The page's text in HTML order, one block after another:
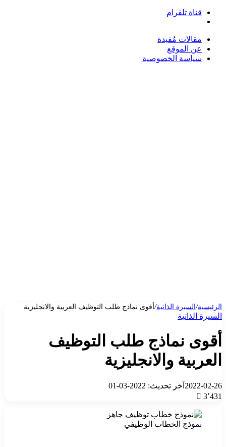
قناة تلقرام
مقالات مُفيدة
عن الموقع
سياسة الخصوصية
الرئيسية/السيرة الذاتية/أقوى نماذج طلب التوظيف العربية والانجليزية
السيرة الذاتية
أقوى نماذج طلب التوظيف
العربية والانجليزية
2022-02-26 آخر تحديث: 2022-03-01
3٬431
نموذج الخطاب الوظيفي